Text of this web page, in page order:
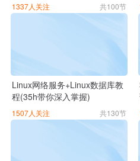
1337人关注 共100节
Linux网络服务+Linux数据库教
程(35h带你深入掌握)
1507人关注 共130节